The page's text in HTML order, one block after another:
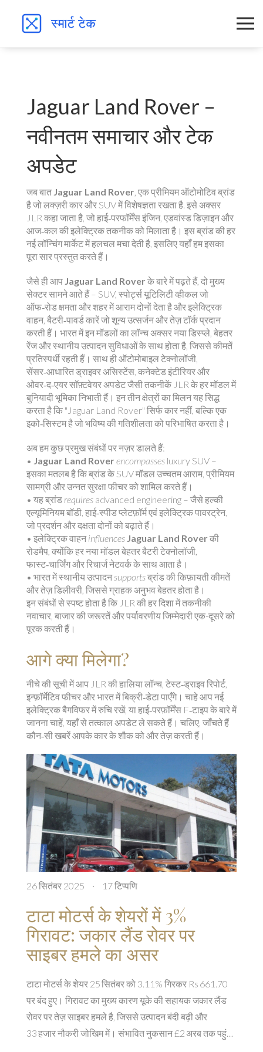
Jaguar Land Rover –
नवीनतम समाचार और टेक
अपडेट
जब बात Jaguar Land Rover, एक प्रीमियम ऑटोमोटिव ब्रांड
है जो लक्ज़री कार और SUV में विशेषज्ञता रखता है. इसे अक्सर
JLR कहा जाता है, जो हाई‑परफॉर्मेंस इंजिन, एडवांस्ड डिज़ाइन और
आज‑कल की इलेक्ट्रिक तकनीक को मिलाता है। इस ब्रांड की हर
नई लॉन्चिंग मार्केट में हलचल मचा देती है, इसलिए यहाँ हम इसका
पूरा सार प्रस्तुत करते हैं।
जैसे ही आप Jaguar Land Rover के बारे में पढ़ते हैं, दो मुख्य
सेक्टर सामने आते हैं – SUV, स्पोर्ट्स यूटिलिटी व्हीकल जो
ऑफ‑रोड क्षमता और शहर में आराम दोनों देता हैऔरइलेक्ट्रिक
वाहन, बैटरी‑पावर्ड कारें जो शून्य उत्सर्जन और तेज़ टॉर्क प्रदान
करती हैं। भारत में इन मॉडलों का लॉन्च अक्सर नया डिस्प्ले, बेहतर
रेंज और स्थानीय उत्पादन सुविधाओं के साथ होता है, जिससे कीमतें
प्रतिस्पर्धी रहती हैं। साथ हीऑटोमोबाइल टेक्नोलॉजी,
सेंसर‑आधारित ड्राइवर असिस्टेंस, कनेक्टेड इंटीरियर और
ओवर‑द‑एयर सॉफ़्टवेयर अपडेट जैसी तकनीकें JLR के हर मॉडल में
बुनियादी भूमिका निभाती हैं। इन तीन क्षेत्रों का मिलन यह सिद्ध
करता है कि "Jaguar Land Rover" सिर्फ कार नहीं, बल्कि एक
इको‑सिस्टम है जो भविष्य की गतिशीलता को परिभाषित करता है।
अब हम कुछ प्रमुख संबंधों पर नज़र डालते हैं:
• Jaguar Land Rover encompasses luxury SUV –
इसका मतलब है कि ब्रांड के SUV मॉडल उच्चतम आराम, प्रीमियम
सामग्री और उन्नत सुरक्षा फीचर को शामिल करते हैं।
• यह ब्रांड requires advanced engineering – जैसे हल्की
एल्यूमिनियम बॉडी, हाई‑स्पीड प्लेटफ़ॉर्म एवं इलेक्ट्रिक पावरट्रेन,
जो प्रदर्शन और दक्षता दोनों को बढ़ाते हैं।
• इलेक्ट्रिक वाहन influences Jaguar Land Rover की
रोडमैप, क्योंकि हर नया मॉडल बेहतर बैटरी टेक्नोलॉजी,
फास्ट‑चार्जिंग और रिचार्ज नेटवर्क के साथ आता है।
• भारत मेंस्थानीय उत्पादन supportsब्रांड की किफ़ायती कीमतें
और तेज़ डिलीवरी, जिससे ग्राहक अनुभव बेहतर होता है।
इन संबंधों से स्पष्ट होता है कि JLR की हर दिशा में तकनीकी
नवाचार, बाजार की जरूरतें और पर्यावरणीय जिम्मेदारी एक-दूसरे को
पूरक करती हैं।
आगे क्या मिलेगा?
नीचे की सूची में आप JLR की हालिया लॉन्च, टेस्ट‑ड्राइव रिपोर्ट,
इन्फ़ॉर्मेटिव फीचर और भारत में बिक्री‑डेटा पाएँगे। चाहे आप नई
इलेक्ट्रिक बैगविफर में रुचि रखें, या हाई‑परफ़ॉर्मेंस F‑टाइप के बारे में
जानना चाहें, यहाँ से तत्काल अपडेट ले सकते हैं। चलिए, जाँचते हैं
कौन‑सी खबरें आपके कार के शौक को और तेज़ करती हैं।
26 सितंबर 2025 · 17 टिप्पणि
टाटा मोटर्स के शेयरों में 3%
गिरावट: जकार लैंड रोवर पर
साइबर हमले का असर
टाटा मोटर्स के शेयर 25 सितंबर को 3.11% गिरकर Rs 661.70
पर बंद हुए। गिरावट का मुख्य कारण यूके की सहायक जकार लैंड
रोवर पर तेज़ साइबर हमले है, जिससे उत्पादन बंदी बढ़ी और
33 हजार नौकरी जोखिम में। संभावित नुकसान £2 अरब तक पहुंच